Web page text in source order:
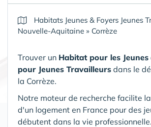
Habitats Jeunes & Foyers Jeunes
Nouvelle-Aquitaine » Corrèze
Trouver un Habitat pour les Jeunes
pour Jeunes Travailleurs dans le
la Corrèze.
Notre moteur de recherche facilite
d'un logement en France pour des
débutent dans la vie professionnelle.